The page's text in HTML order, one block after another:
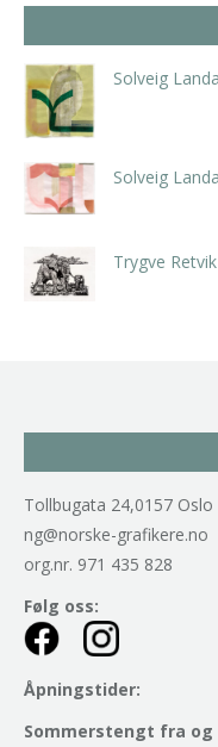
Solveig
Solveig
Trygve
Tollbugata 24,0157
ng@norske-grafikere.no
org.nr. 971 435 828
Følg oss:
Åpningstider:
Sommerstengt fra og